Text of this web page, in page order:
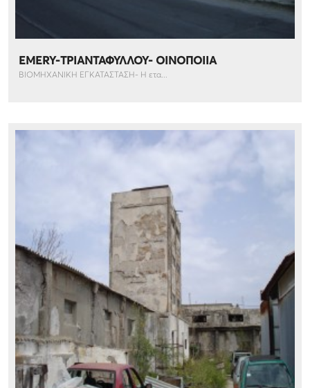
EMERY-ΤΡΙΑΝΤΑΦΥΛΛΟΥ- ΟΙΝΟΠΟΙΙΑ
ΒΙΟΜΗΧΑΝΙΚΗ ΕΓΚΑΤΑΣΤΑΣΗ- Η ετα...